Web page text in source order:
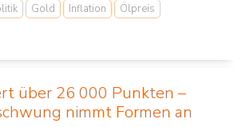
Gold Inflation
Ölpreis
über 26 000 Punkten –
nimmt Formen an